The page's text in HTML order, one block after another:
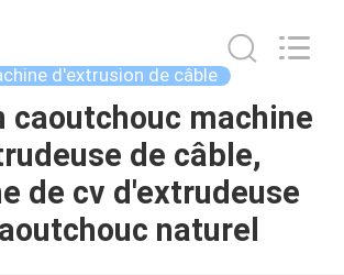
d'extrusion de câble
caoutchouc machine
de câble,
de cv d'extrudeuse
naturel